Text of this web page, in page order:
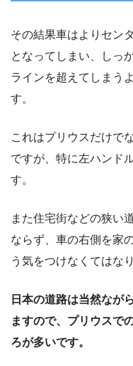
その結果車はよりセン
となってしまい、しっ
ラインを超えてしまう
す。
これはプリウスだけで
ですが、特に左ハンド
す。
また住宅街などの狭い
ならず、車の右側を家
う気をつけなくてはな
日本の道路は当然なが
ますので、プリウスで
ろが多いです。